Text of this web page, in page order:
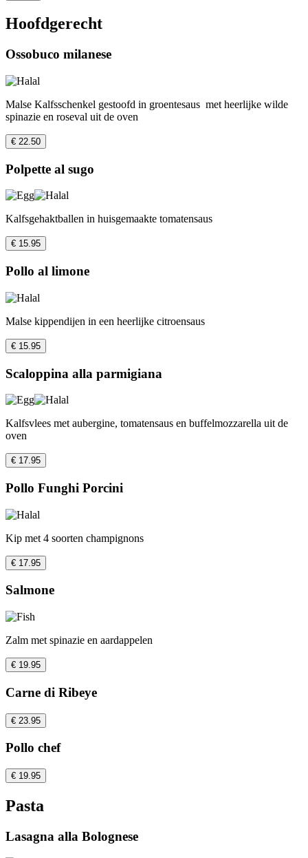
Hoofdgerecht
Ossobuco milanese
Malse Kalfsschenkel gestoofd in groentesaus met heerlijke wilde
spinazie en roseval uit de oven
€ 22.50
Polpette al sugo
Kalfsgehaktballen in huisgemaakte tomatensaus
€ 15.95
Pollo al limone
Malse kippendijen in een heerlijke citroensaus
€ 15.95
Scaloppina alla parmigiana
Kalfsvlees met aubergine, tomatensaus en buffelmozzarella uit de
oven
€ 17.95
Pollo Funghi Porcini
Kip met 4 soorten champignons
€ 17.95
Salmone
Zalm met spinazie en aardappelen
€ 19.95
Carne di Ribeye
€ 23.95
Pollo chef
€ 19.95
Pasta
Lasagna alla Bolognese